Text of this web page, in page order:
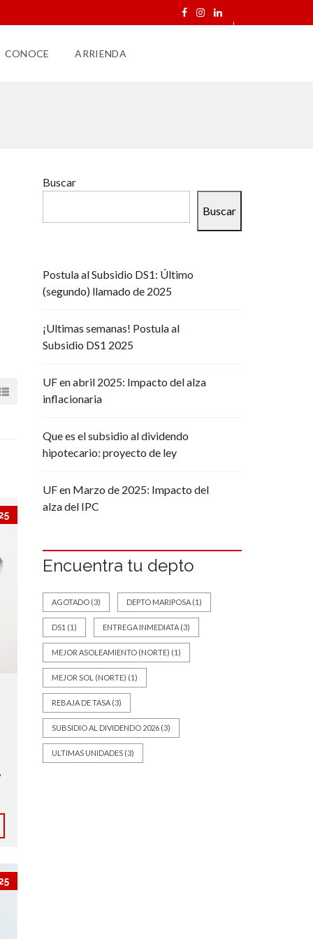
CONOCE ARRIENDA
Buscar
Buscar
Postula al Subsidio DS1: Último
(segundo) llamado de 2025
¡Ultimas semanas! Postula al
Subsidio DS1 2025
UF en abril 2025: Impacto del alza
inflacionaria
Que es el subsidio al dividendo
hipotecario: proyecto de ley
UF en Marzo de 2025: Impacto del
alza del IPC
Encuentra tu depto
AGOTADO (3) DEPTO MARIPOSA (1)
DS1 (1) ENTREGA INMEDIATA (3)
MEJOR ASOLEAMIENTO (NORTE) (1)
MEJOR SOL (NORTE) (1)
REBAJA DE TASA (3)
SUBSIDIO AL DIVIDENDO 2026 (3)
ULTIMAS UNIDADES (3)